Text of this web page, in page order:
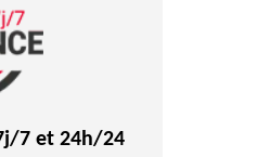
7j/7 et 24h/24